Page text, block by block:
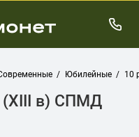
Юбилейные 10
(XIII в) СПМД